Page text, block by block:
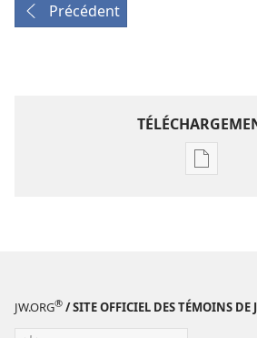
Précédent
Options
JW.ORG® / SITE OFFICIEL DES TÉMOINS DE